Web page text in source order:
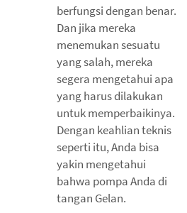
berfungsi dengan benar.
Dan jika mereka
menemukan sesuatu
yang salah, mereka
segera mengetahui apa
yang harus dilakukan
untuk memperbaikinya.
Dengan keahlian teknis
seperti itu, Anda bisa
yakin mengetahui
bahwa pompa Anda di
tangan Gelan.